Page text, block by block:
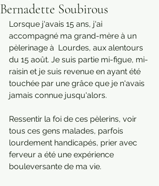
Bernadette Soubirous
Lorsque j'avais 15 ans, j'ai
accompagné ma grand-mère à un
pèlerinage à  Lourdes, aux alentours
du 15 août. Je suis partie mi-figue, mi-
raisin et je suis revenue en ayant été
touchée par une grâce que je n'avais
jamais connue jusqu'alors.
Ressentir la foi de ces pèlerins, voir
tous ces gens malades, parfois
lourdement handicapés, prier avec
ferveur a été une expérience
bouleversante de ma vie.